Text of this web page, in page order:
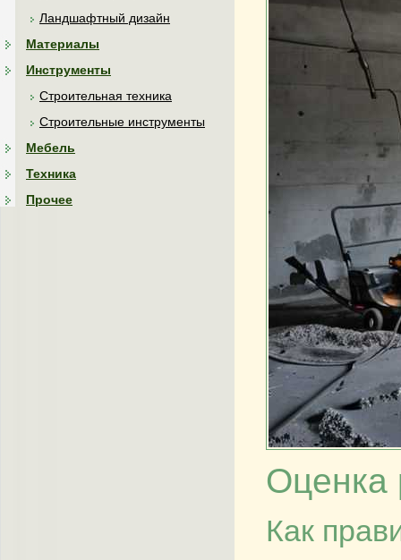
Ландшафтный дизайн
Материалы
Инструменты
Строительная техника
Строительные инструменты
Мебель
Техника
Прочее
Оценка
Как